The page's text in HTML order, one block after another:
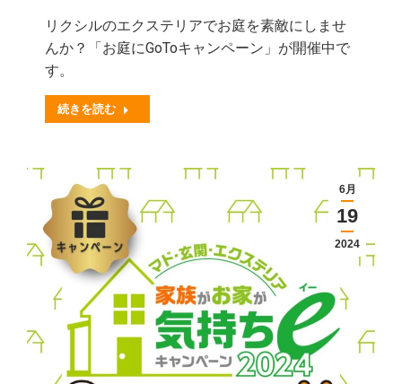
リクシルのエクステリアでお庭を素敵にしませ
んか？「お庭にGoToキャンペーン」が開催中で
す。
続きを読む
6月
19
2024